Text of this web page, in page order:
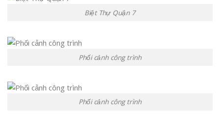
Biệt Thự Quận 7
Phối cảnh công trình
Phối cảnh công trình